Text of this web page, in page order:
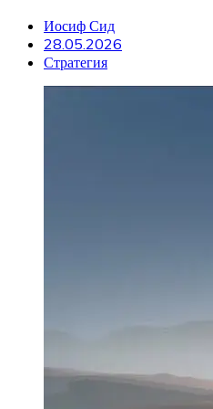
Иосиф Сид
28.05.2026
Стратегия